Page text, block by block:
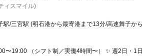
ィスマイル)
/三宮駅 (明石港から最寄港まで13分/高速舞子から
〜19:00 （シフト制／実働4時間〜） ✨ 週2日・1日